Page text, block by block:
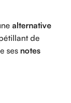
alternative
de
ses notes